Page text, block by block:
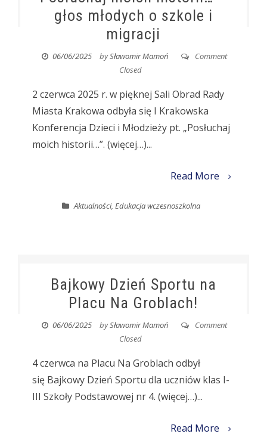
głos młodych o szkole i
migracji
06/06/2025 bySławomir Mamoń
Comment
Closed
2 czerwca 2025 r. w pięknej Sali Obrad Rady
Miasta Krakowa odbyła się I Krakowska
Konferencja Dzieci i Młodzieży pt. „Posłuchaj
moich historii…”. (więcej…)...
Read More
Aktualności, Edukacja wczesnoszkolna
Bajkowy Dzień Sportu na
Placu Na Groblach!
06/06/2025 bySławomir Mamoń
Comment
Closed
4 czerwca na Placu Na Groblach odbył
się Bajkowy Dzień Sportu dla uczniów klas I-
III Szkoły Podstawowej nr 4. (więcej…)...
Read More